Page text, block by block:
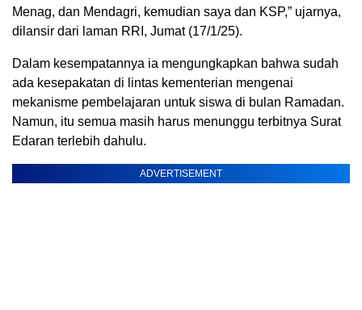
Menag, dan Mendagri, kemudian saya dan KSP,” ujarnya,
dilansir dari laman RRI, Jumat (17/1/25).
Dalam kesempatannya ia mengungkapkan bahwa sudah
ada kesepakatan di lintas kementerian mengenai
mekanisme pembelajaran untuk siswa di bulan Ramadan.
Namun, itu semua masih harus menunggu terbitnya Surat
Edaran terlebih dahulu.
ADVERTISEMENT